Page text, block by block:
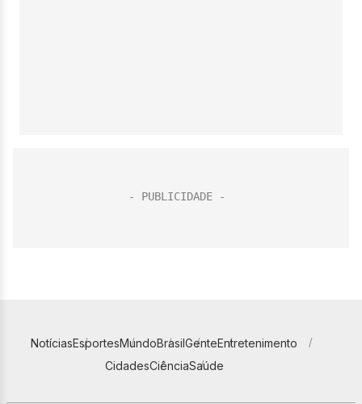
NotíciasEsportesMundoBrasilGenteEntretenimento
CidadesCiênciaSaúde